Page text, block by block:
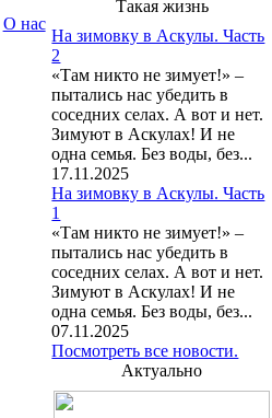
Такая жизнь
На зимовку в Аскулы. Часть
2
«Там никто не зимует!» –
пытались нас убедить в
соседних селах. А вот и нет.
Зимуют в Аскулах! И не
одна семья. Без воды, без...
17.11.2025
На зимовку в Аскулы. Часть
1
«Там никто не зимует!» –
пытались нас убедить в
соседних селах. А вот и нет.
Зимуют в Аскулах! И не
одна семья. Без воды, без...
07.11.2025
Посмотреть все новости.
Актуально
О нас